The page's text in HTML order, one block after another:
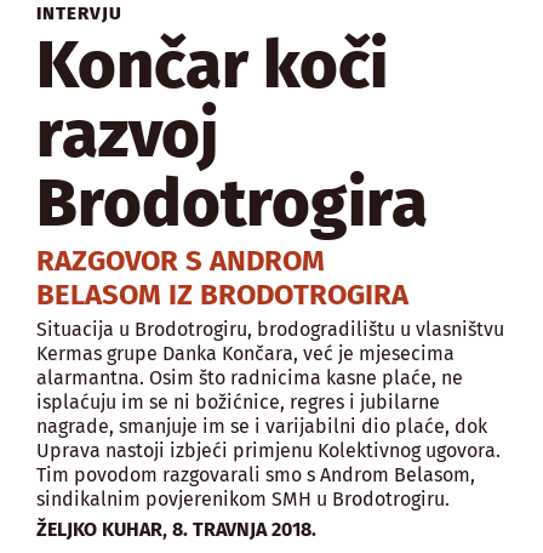
INTERVJU
Končar koči
razvoj
Brodotrogira
RAZGOVOR S ANDROM
BELASOM IZ BRODOTROGIRA
Situacija u Brodotrogiru, brodogradilištu u vlasništvu
Kermas grupe Danka Končara, već je mjesecima
alarmantna. Osim što radnicima kasne plaće, ne
isplaćuju im se ni božićnice, regres i jubilarne
nagrade, smanjuje im se i varijabilni dio plaće, dok
Uprava nastoji izbjeći primjenu Kolektivnog ugovora.
Tim povodom razgovarali smo s Androm Belasom,
sindikalnim povjerenikom SMH u Brodotrogiru.
ŽELJKO KUHAR, 8. TRAVNJA 2018.